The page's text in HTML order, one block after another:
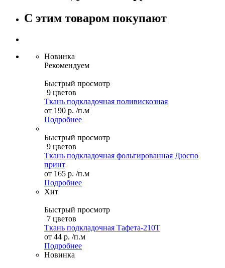
С этим товаром покупают
Новинка
Рекомендуем
Быстрый просмотр
9 цветов
Ткань подкладочная поливискозная
от 190 р. /п.м
Подробнее
Быстрый просмотр
9 цветов
Ткань подкладочная фольгированная Дюспо
принт
от 165 р. /п.м
Подробнее
Хит
Быстрый просмотр
7 цветов
Ткань подкладочная Тафета-210T
от 44 р. /п.м
Подробнее
Новинка